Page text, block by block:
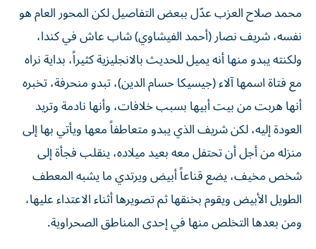
محمد صلاح العزب عدّل ببعض التفاصيل لكن المحور العام هو
نفسه، شريف نصار (أحمد الفيشاوي) شاب عاش في كندا،
ولكنته يبدو منها أنه يميل للحديث بالانجليزية كثيراً، بداية نراه
مع فتاة اسمها آلاء (جيسيكا حسام الدين)، تبدو منحرفة، تخبره
أنها هربت من بيت أبيها بسبب خلافات، وأنها نادمة وتريد
العودة إليه، لكن شريف الذي يبدو متعاطفاً معها ويأتي بها إلى
منزله من أجل أن تحتفل معه بعيد ميلاده، ينقلب فجأة إلى
شخص مخيف، يضع قناعاً أبيض ويرتدي ما يشبه المعطف
الطويل الأبيض ويقوم بخنقها ثم تصويرها أثناء الاعتداء عليها،
ومن بعدها التخلص منها في إحدى المناطق الصحراوية.